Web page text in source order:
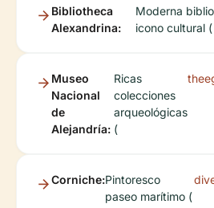
Bibliotheca
Alexandrina:
Moderna
icono cultural (
Museo
Nacional
de
Alejandría:
Ricas
colecciones
arqueológicas
(
Corniche:Pintoresco
paseo marítimo (